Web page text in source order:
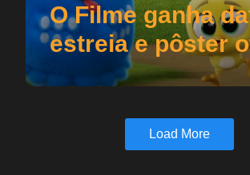
O Filme ganha
estreia e pôster
Load More